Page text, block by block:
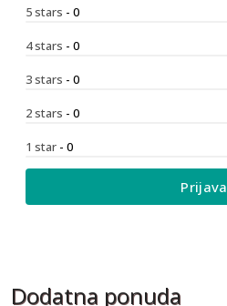
5 stars - 0
4 stars - 0
3 stars - 0
2 stars - 0
1 star - 0
Prijava
Dodatna ponuda